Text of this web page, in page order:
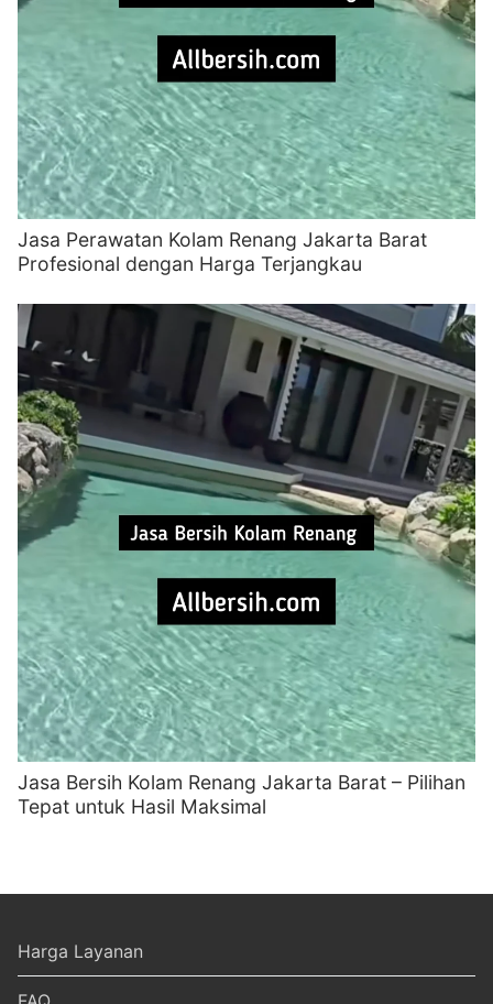
Jasa Perawatan Kolam Renang Jakarta Barat
Profesional dengan Harga Terjangkau
Jasa Bersih Kolam Renang Jakarta Barat – Pilihan
Tepat untuk Hasil Maksimal
Harga Layanan